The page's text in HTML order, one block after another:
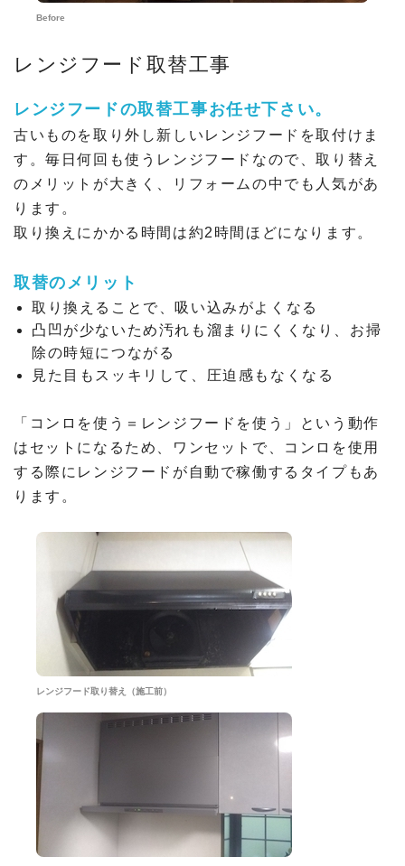
Before
レンジフード取替工事
レンジフードの取替工事お任せ下さい。
古いものを取り外し新しいレンジフードを取付けま
す。毎日何回も使うレンジフードなので、取り替え
のメリットが大きく、リフォームの中でも人気があ
ります。
取り換えにかかる時間は約2時間ほどになります。
取替のメリット
取り換えることで、吸い込みがよくなる
凸凹が少ないため汚れも溜まりにくくなり、お掃
除の時短につながる
見た目もスッキリして、圧迫感もなくなる
「コンロを使う＝レンジフードを使う」という動作
はセットになるため、ワンセットで、コンロを使用
する際にレンジフードが自動で稼働するタイプもあ
ります。
レンジフード取り替え（施工前）